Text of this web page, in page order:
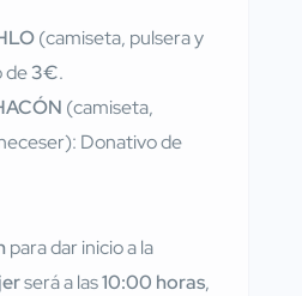
(camiseta, pulsera y
de3€.
(camiseta,
Donativo de
para dar inicio a la
será a las10:00 horas,